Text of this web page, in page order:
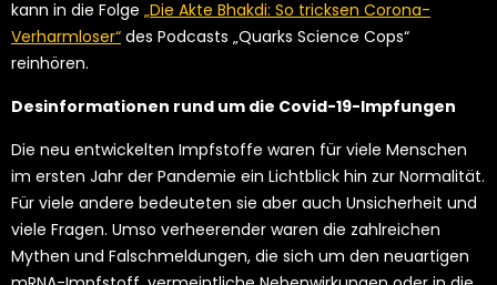
kann in die Folge „Die Akte Bhakdi: So tricksen Corona-
Verharmloser“ des Podcasts „Quarks Science Cops“
reinhören.
Desinformationen rund um die Covid-19-Impfungen
Die neu entwickelten Impfstoffe waren für viele Menschen
im ersten Jahr der Pandemie ein Lichtblick hin zur Normalität.
Für viele andere bedeuteten sie aber auch Unsicherheit und
viele Fragen. Umso verheerender waren die zahlreichen
Mythen und Falschmeldungen, die sich um den neuartigen